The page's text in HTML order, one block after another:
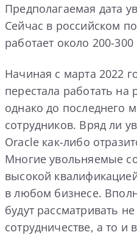
Предполагаемая дата
Сейчас в российском
работает около 200-300
Начиная с марта 2022
перестала работать на
однако до последнего
сотрудников. Вряд ли
Oracle как-либо
Многие увольняемые
высокой
в любом бизнесе.
будут рассматривать
сотрудничестве, а то и